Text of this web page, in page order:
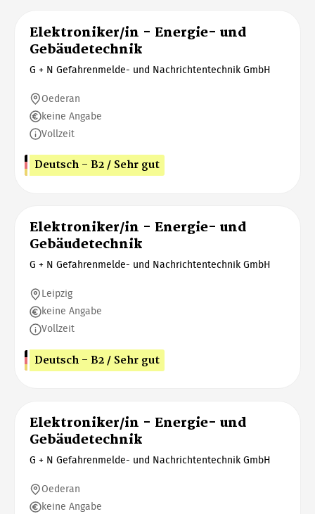
Elektroniker/in - Energie- und
Gebäudetechnik
G + N Gefahrenmelde- und Nachrichtentechnik GmbH
Oederan
keine Angabe
Vollzeit
Deutsch - B2 / Sehr gut
Elektroniker/in - Energie- und
Gebäudetechnik
G + N Gefahrenmelde- und Nachrichtentechnik GmbH
Leipzig
keine Angabe
Vollzeit
Deutsch - B2 / Sehr gut
Elektroniker/in - Energie- und
Gebäudetechnik
G + N Gefahrenmelde- und Nachrichtentechnik GmbH
Oederan
keine Angabe